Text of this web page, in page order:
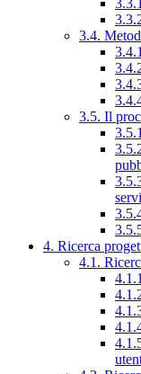
3.4.
3.5. Il
4. Ricerca
4.1.